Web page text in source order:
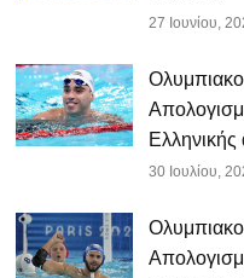
27 Ιουνίου,
30 Ιουλίου,